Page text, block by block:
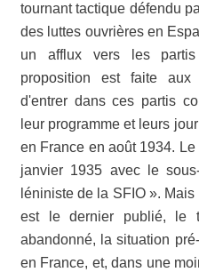
tournant tactique défendu
des luttes ouvrières en
un afflux vers les partis
proposition est faite aux
d'entrer dans ces partis
leur programme et leurs
en France en août 1934.
janvier 1935 avec le
léniniste de la SFIO ».
est le dernier publié, le
abandonné, la situation
en France, et, dans une